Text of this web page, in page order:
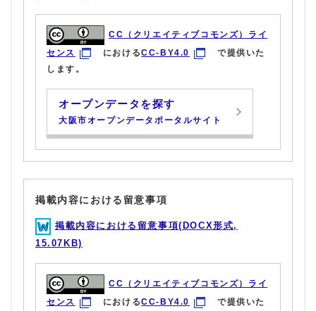
CC（クリエイティブコモンズ）ライ
センス
におけるCC-BY4.0
で提供いた
します。
オープンデータを探す
大阪市オープンデータポータルサイト
掲載内容における留意事項
掲載内容における留意事項(DOCX形式,
15.07KB)
CC（クリエイティブコモンズ）ライ
センス
におけるCC-BY4.0
で提供いた